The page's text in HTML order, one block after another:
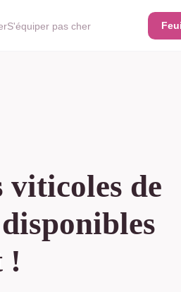
S'équiper pas cher
viticoles de
!